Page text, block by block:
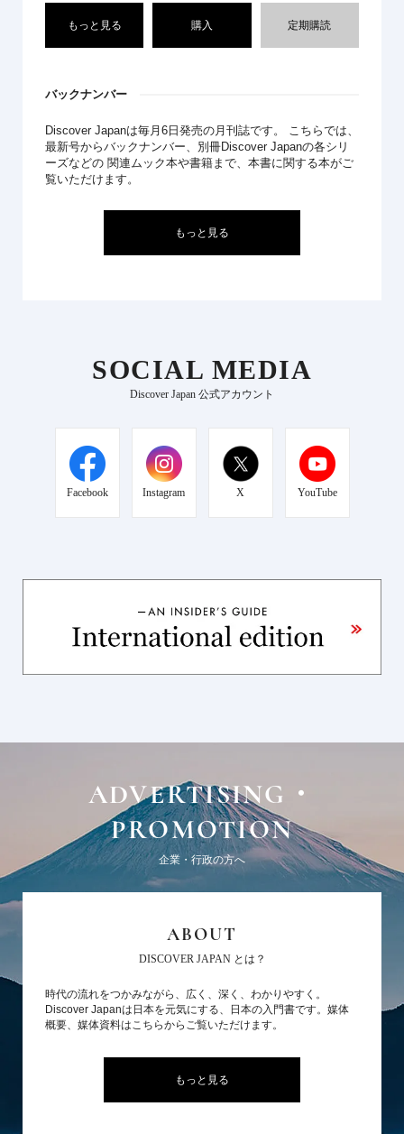
もっと見る 購入 定期購読
バックナンバー
Discover Japanは毎月6日発売の月刊誌です。 こちらでは、
最新号からバックナンバー、別冊Discover Japanの各シリ
ーズなどの 関連ムック本や書籍まで、本書に関する本がご
覧いただけます。
もっと見る
SOCIAL MEDIA
Discover Japan 公式アカウント
Facebook Instagram X YouTube
ADVERTISING・
PROMOTION
企業・行政の方へ
ABOUT
DISCOVER JAPAN とは？
時代の流れをつかみながら、広く、深く、わかりやすく。
Discover Japanは日本を元気にする、日本の入門書です。媒体
概要、媒体資料はこちらからご覧いただけます。
もっと見る